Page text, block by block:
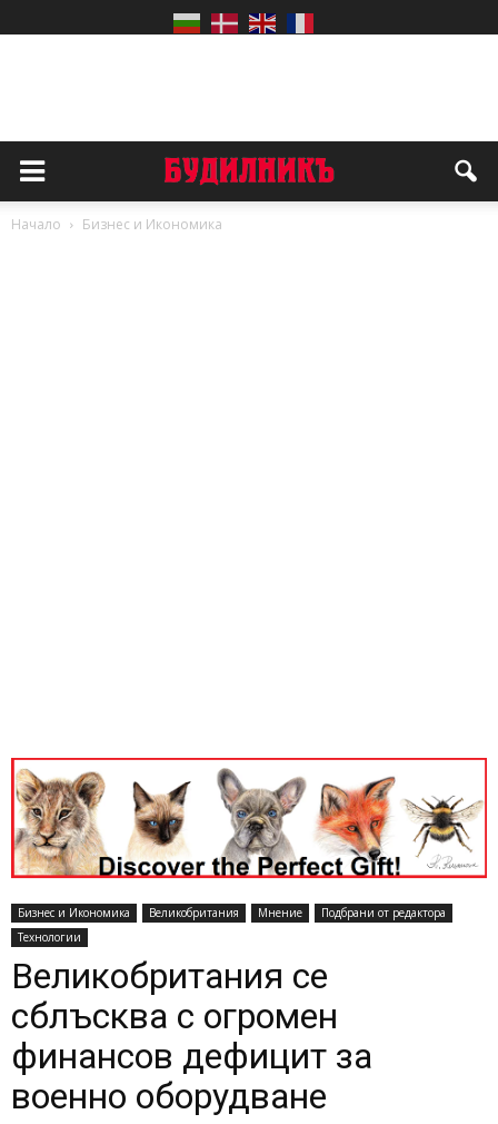
Начало Бизнес и Икономика
Бизнес и Икономика Великобритания Мнение
Подбрани от редактора
Технологии
Великобритания се
сблъсква с огромен
финансов дефицит за
военно оборудване